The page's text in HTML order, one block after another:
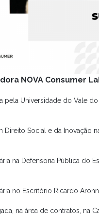
NOVA Consumer
pela Universidade do Vale
Direito Social e da Inovação
na Defensoria Pública do
no Escritório Ricardo
na área de contratos, na